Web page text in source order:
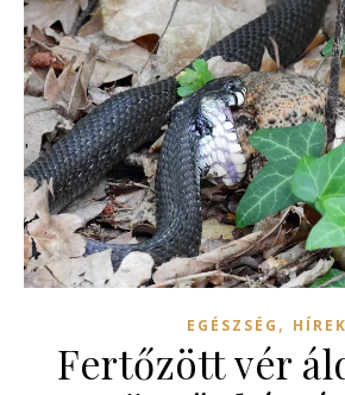
EGÉSZSÉG , HÍREK
Fertőzött vér